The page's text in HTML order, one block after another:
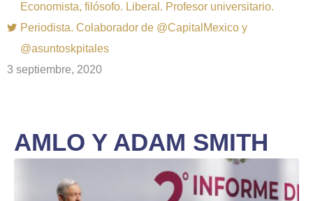
Economista, filósofo. Liberal. Profesor universitario.
Periodista. Colaborador de @CapitalMexico y
@asuntoskpitales
3 septiembre, 2020
AMLO Y ADAM SMITH